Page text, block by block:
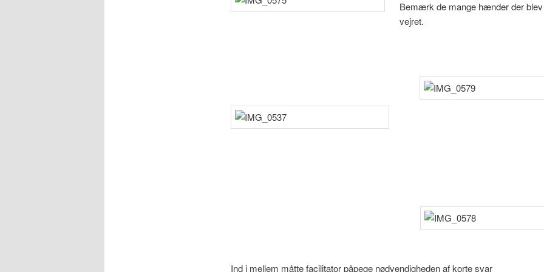
Bemærk de mange hænder der
vejret.
Ind i mellem måtte facilitator påpege nødvendigheden af korte svar